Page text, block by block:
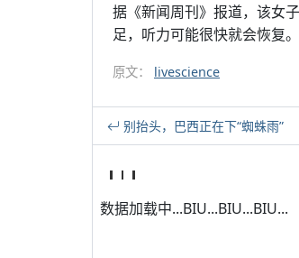
据《新闻周刊》报道，该女
足，听力可能很快就会恢复。
原文： livescience
别抬头，巴西正在下“蜘蛛雨”
数据加载中...BIU...BIU...BIU...